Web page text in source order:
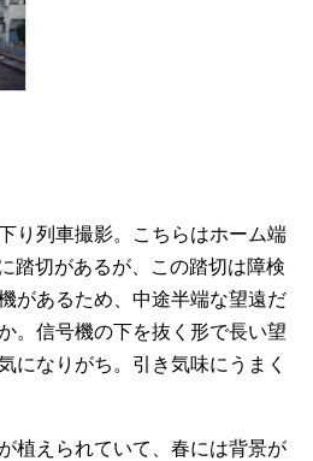
り列車撮影。こちらはホーム端
踏切があるが、この踏切は障検
があるため、中途半端な望遠だ
。信号機の下を抜く形で長い望
になりがち。引き気味にうまく
植えられていて、春には背景が